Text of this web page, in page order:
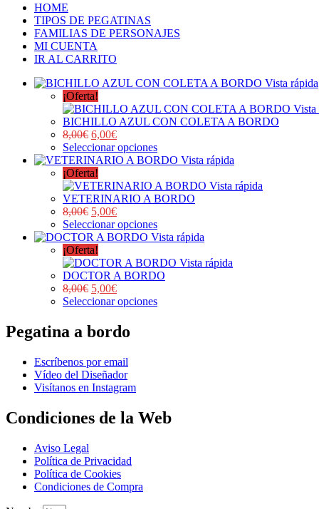
HOME
TIPOS DE PEGATINAS
FAMILIAS DE PERSONAJES
MI CUENTA
IR AL CARRITO
Vista rápida
¡Oferta!
Vista
BICHILLO AZUL CON COLETA A BORDO
8,00€ 6,00€
Seleccionar opciones
Vista rápida
¡Oferta!
Vista rápida
VETERINARIO A BORDO
8,00€ 5,00€
Seleccionar opciones
Vista rápida
¡Oferta!
Vista rápida
DOCTOR A BORDO
8,00€ 5,00€
Seleccionar opciones
Pegatina a bordo
Escríbenos por email
Vídeo del Diseñador
Visítanos en Instagram
Condiciones de la Web
Aviso Legal
Política de Privacidad
Política de Cookies
Condiciones de Compra